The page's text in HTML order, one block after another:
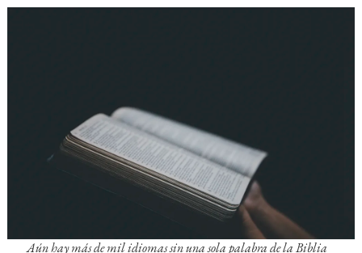
Aún hay más de mil idiomas sin una sola palabra de la Biblia